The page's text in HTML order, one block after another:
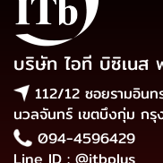
บริษัท ไอที บิซิเนส
112/12 ซอยรามอิน
นวลจันทร์ เขตบึงกุ่ม ก
094-4596429